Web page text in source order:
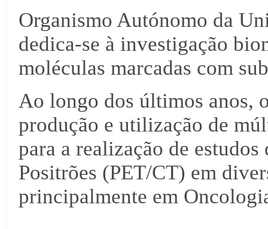
Organismo Autónomo da
dedica-se à investigação
moléculas marcadas com
Ao longo dos últimos anos,
produção e utilização de
para a realização de
Positrões (PET/CT) em
principalmente em